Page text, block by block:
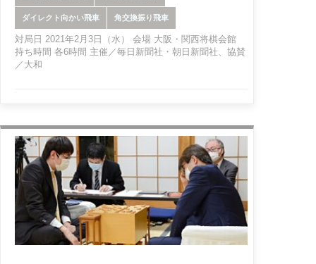
ダイレクト向かい飛車 角交換振り飛車
対局日 2021年2月3日（水） 会場 大阪・関西将棋会館
持ち時間 各6時間 主催／毎日新聞社・朝日新聞社、協賛
／大和